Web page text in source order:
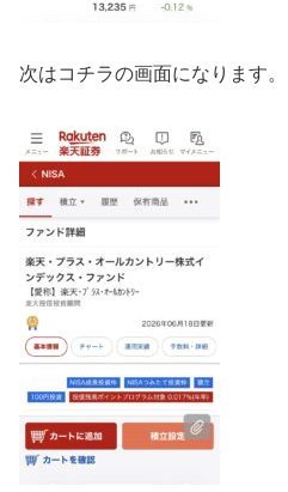
次はコチラの画面になります。